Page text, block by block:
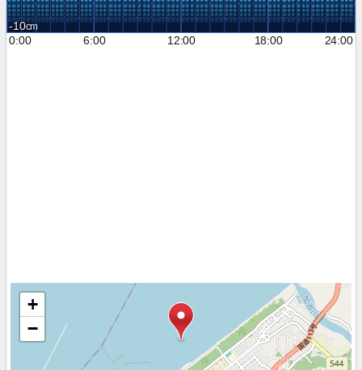
-10
0:00
6:00 12:00 18:00 24:00
+
−